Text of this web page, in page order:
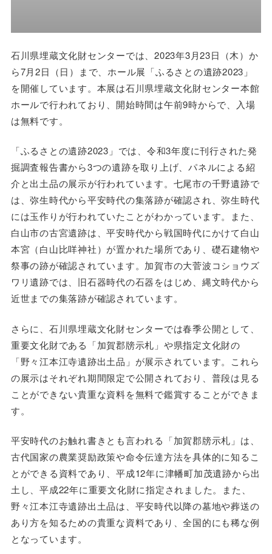
石川県埋蔵文化財センターでは、2023年3月23日（木）か
ら7月2日（日）まで、ホール展「ふるさとの遺跡2023」
を開催しています。本展は石川県埋蔵文化財センター本館
ホールで行われており、開始時間は午前9時からで、入場
は無料です。
「ふるさとの遺跡2023」では、令和3年度に刊行された発
掘調査報告書から3つの遺跡を取り上げ、パネルによる紹
介と出土品の展示が行われています。七尾市の千野遺跡で
は、弥生時代から平安時代の集落跡が確認され、弥生時代
には玉作りが行われていたことがわかっています。また、
白山市の古宮遺跡は、平安時代から戦国時代にかけて白山
本宮（白山比咩神社）が置かれた場所であり、礎石建物や
祭事の跡が確認されています。加賀市の大菅波コショウズ
ワリ遺跡では、旧石器時代の石器をはじめ、縄文時代から
近世までの集落跡が確認されています。
さらに、石川県埋蔵文化財センターでは春季公開として、
重要文化財である「加賀郡牓示札」や県指定文化財の
「野々江本江寺遺跡出土品」が展示されています。これら
の展示はそれぞれ期間限定で公開されており、普段は見る
ことができない貴重な資料を無料で鑑賞することができま
す。
平安時代のお触れ書きとも言われる「加賀郡牓示札」は、
古代国家の農業奨励政策や命令伝達方法を具体的に知るこ
とができる資料であり、平成12年に津幡町加茂遺跡から出
土し、平成22年に重要文化財に指定されました。また、
野々江本江寺遺跡出土品は、平安時代以降の墓地や葬送の
あり方を知るための貴重な資料であり、全国的にも稀な例
となっています。